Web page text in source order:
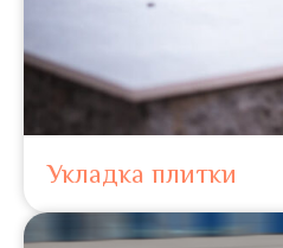
Укладка плитки